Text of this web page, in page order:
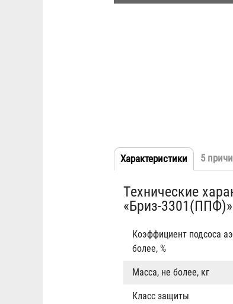
Табы
Характеристики (активная
5
Технические
«Бриз-
Коэффициент подсоса
более, %
Масса, не более, кг
Класс защиты